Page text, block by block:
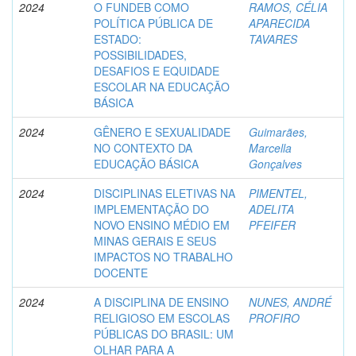
2024
O FUNDEB COMO
POLÍTICA PÚBLICA DE
ESTADO:
POSSIBILIDADES,
DESAFIOS E EQUIDADE
ESCOLAR NA EDUCAÇÃO
BÁSICA
RAMOS, CÉLIA
APARECIDA
TAVARES
2024
GÊNERO E SEXUALIDADE
NO CONTEXTO DA
EDUCAÇÃO BÁSICA
Guimarães,
Marcella
Gonçalves
2024
DISCIPLINAS ELETIVAS NA
IMPLEMENTAÇÃO DO
NOVO ENSINO MÉDIO EM
MINAS GERAIS E SEUS
IMPACTOS NO TRABALHO
DOCENTE
PIMENTEL,
ADELITA
PFEIFER
2024
A DISCIPLINA DE ENSINO
RELIGIOSO EM ESCOLAS
PÚBLICAS DO BRASIL: UM
OLHAR PARA A
NUNES, ANDRÉ
PROFIRO